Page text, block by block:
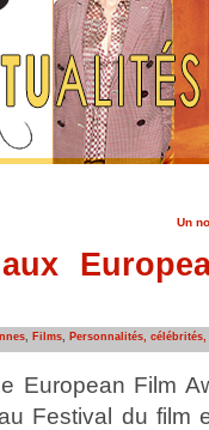
Un
, Films, Personnalités, célébrités,
European Film
Festival du film